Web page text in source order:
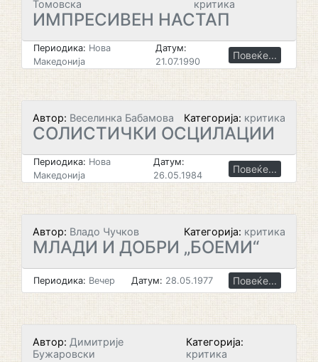
Томовска
критика
ИМПРЕСИВЕН НАСТАП
Периодика: Нова
Македонија
Датум:
21.07.1990
Повеќе...
Автор: Веселинка Бабамова Категорија: критика
СОЛИСТИЧКИ ОСЦИЛАЦИИ
Периодика: Нова
Македонија
Датум:
26.05.1984
Повеќе...
Автор: Владо Чучков Категорија: критика
МЛАДИ И ДОБРИ „БОЕМИ“
Периодика: Вечер Датум: 28.05.1977 Повеќе...
Автор: Димитрије
Бужаровски
Категорија:
критика